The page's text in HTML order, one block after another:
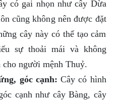
có gai nhọn như cây Dừa
cũng không nên được đặt
cây này có thể tạo cảm
sự thoải mái và không
người mệnh Thuỷ.
góc cạnh: Cây có hình
cạnh như cây Bàng, cây